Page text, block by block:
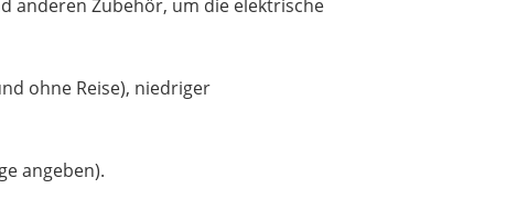
anderen Zubehör, um die elektrische
ohne Reise), niedriger
angeben).